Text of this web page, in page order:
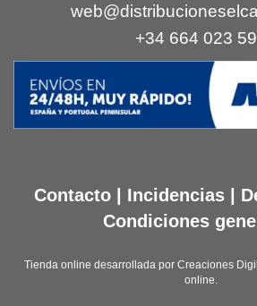
+34 664 023
Contacto Incidencias
Condiciones
Tienda online desarrollada por Creaciones
online.